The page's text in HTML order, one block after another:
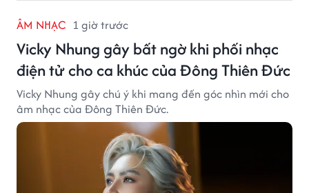
ÂM NHẠC 1 giờ trước
Vicky Nhung gây bất ngờ khi phối nhạc
điện tử cho ca khúc của Đông Thiên Đức
Vicky Nhung gây chú ý khi mang đến góc nhìn mới cho
âm nhạc của Đông Thiên Đức.